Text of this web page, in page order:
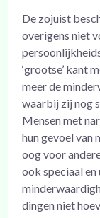
De zojuist
overigens niet
‘grootse’ kant
meer de
waarbij zij nog
Mensen met
hun gevoel van
oog voor
ook speciaal en
dingen niet